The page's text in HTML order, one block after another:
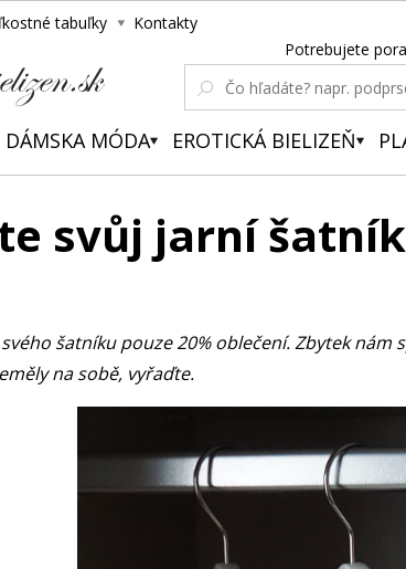
tabuľky Kontakty
Potrebujete
DÁMSKA MÓDA EROTICKÁ BIELIZEŇ
svůj jarní šatník
šatníku pouze 20% oblečení. Zbytek
na sobě, vyřaďte.